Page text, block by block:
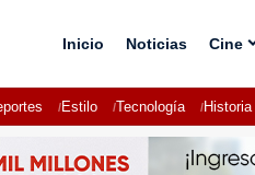
Inicio Noticias Cine
Estilo Tecnología Historia